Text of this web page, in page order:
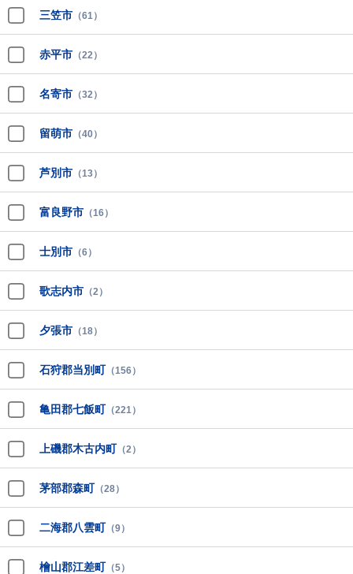
三笠市 （61）
赤平市 （22）
名寄市 （32）
留萌市 （40）
芦別市 （13）
富良野市 （16）
士別市 （6）
歌志内市 （2）
夕張市 （18）
石狩郡当別町 （156）
亀田郡七飯町 （221）
上磯郡木古内町 （2）
茅部郡森町 （28）
二海郡八雲町 （9）
檜山郡江差町 （5）